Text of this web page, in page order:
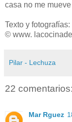
casa no me
Texto y
© www.
Pilar - Lechuza
22 comentarios:
Mar Rguez